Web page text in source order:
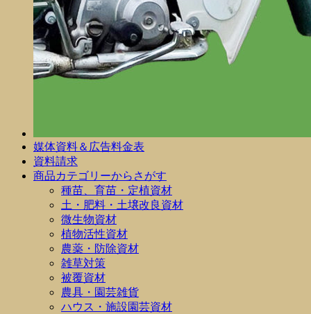
媒体資料＆広告料金表
資料請求
商品カテゴリーからさがす
種苗、育苗・定植資材
土・肥料・土壌改良資材
微生物資材
植物活性資材
農薬・防除資材
雑草対策
被覆資材
農具・園芸雑貨
ハウス・施設園芸資材